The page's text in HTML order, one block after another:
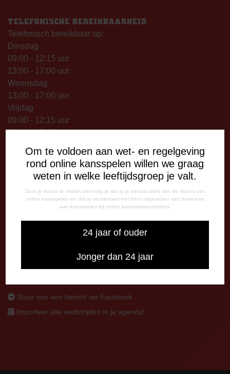
Om te voldoen aan wet- en regelgeving
rond online kansspelen willen we graag
weten in welke leeftijdsgroep je valt.
Door je keuze te maken bevestig je dat je je bewust bent van de risico's van
online kansspelen en dat je momenteel niet bent uitgesloten van deelname
aan kansspelen bij online kansspelaanbieders.
24 jaar of ouder
Jonger dan 24 jaar
TELEFONISCHE BEREIKBAARHEID
Telefonisch bereikbaar op:
Dinsdag
09:00 - 12:15 uur
13:00 - 17:00 uur
Woensdag
13:00 - 17:00 uur
Vrijdag
09:00 - 12:15 uur
13:00 - 17:00 uur
CORRESPONDENTIE-ADRES
Postbus 26
7800 AA Emmen
info@fcemmen.nl
Stuur ons een bericht via Facebook
Importeer alle wedstrijden in je agenda!